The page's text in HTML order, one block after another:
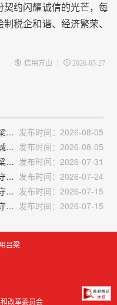
契约闪耀诚信的光芒，每
税企和谐、经济繁荣、
信用方山 | 2026-05-27
1.信用离石：【诚信建设万里行】吕梁市离石区发展和改革局严守粮食安全底线 弘扬粮食行业诚信风尚 发布时间：2026-08-05
2.信用方山：【诚信建设万里行】以诚立镇 信筑民生——积翠镇人民政府诚信建设宣传宣言 发布时间：2026-08-05
3.信用离石：【诚信建设万里行】吕梁市离石区发展和改革局理城市“牛皮癣” 信用宣传进街巷 发布时间：2026-07-31
4.信用方山：【诚信建设万里行】坚守交管诚信底线 护航群众平安出行———方山县公安局交通警察大队 发布时间：2026-07-24
5.信用方山：【诚信建设万里行】坚守环保诚信底线 绘就方山生态画卷 ——吕梁市生态环境局方山分局启动诚信环保主题实践 发布时间：2026-07-15
6.信用柳林：【诚信建设万里行】恪守修复流程 树立守法诚信形象 发布时间：2026-07-15
吕梁
改革委员会